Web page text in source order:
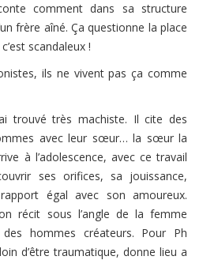
comment dans sa structure
frère aîné. Ça questionne la place
scandaleux !
ils ne vivent pas ça comme
trouvé très machiste. Il cite des
avec leur sœur… la sœur la
à l’adolescence, avec ce travail
ses orifices, sa jouissance,
égal avec son amoureux.
récit sous l’angle de la femme
hommes créateurs. Pour Ph
d’être traumatique, donne lieu a